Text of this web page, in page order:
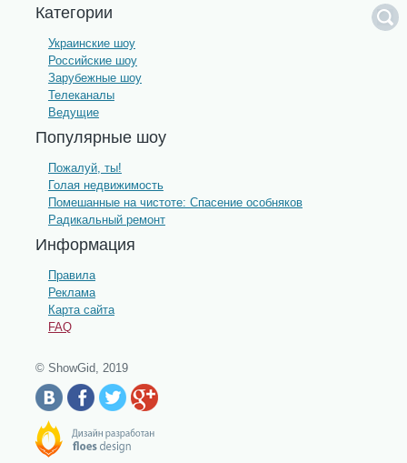
Категории
Украинские шоу
Российские шоу
Зарубежные шоу
Телеканалы
Ведущие
Популярные шоу
Пожалуй, ты!
Голая недвижимость
Помешанные на чистоте: Спасение особняков
Радикальный ремонт
Информация
Правила
Реклама
Карта сайта
FAQ
© ShowGid, 2019